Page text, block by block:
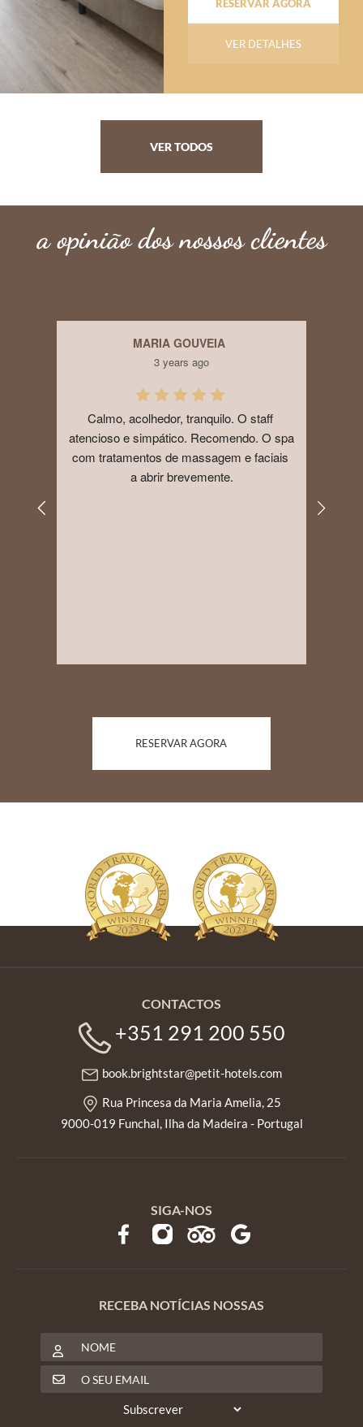
RESERVAR AGORA
VER DETALHES
VER TODOS
a opinião dos nossos clientes
MARIA GOUVEIA
3 years ago
Calmo, acolhedor, tranquilo. O staff
atencioso e simpático. Recomendo. O spa
com tratamentos de massagem e faciais
a abrir brevemente.
RESERVAR AGORA
CONTACTOS
+351 291 200 550
book.brightstar@petit-hotels.com
Rua Princesa da Maria Amelia, 25
9000-019 Funchal, Ilha da Madeira - Portugal
SIGA-NOS
RECEBA NOTÍCIAS NOSSAS